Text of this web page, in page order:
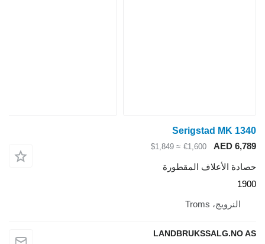
Serigstad MK 1340
AED 6,789
€1,600
≈ $1,849
حصادة الأعلاف المقطورة
1900
النرويج، Troms
LANDBRUKSSALG.NO AS